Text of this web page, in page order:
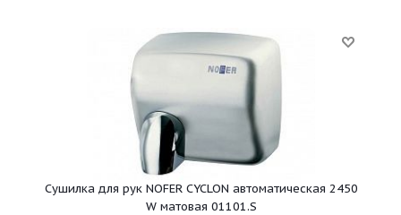
Сушилка для рук NOFER CYCLON автоматическая 2450
W матовая 01101.S